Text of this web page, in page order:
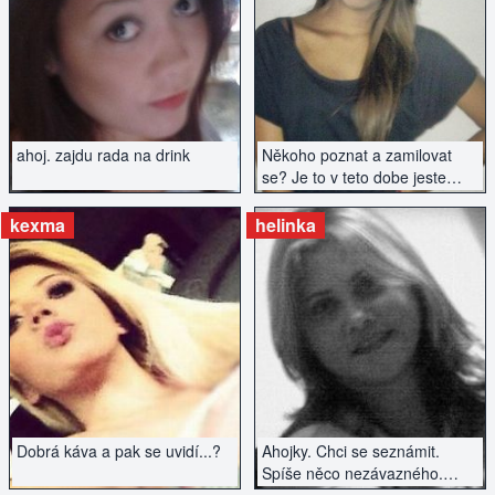
ahoj. zajdu rada na drink
ZOBRAZIT INZERÁT
Někoho poznat a zamilovat
se? Je to v teto dobe jeste
mozné? Romantika, láska..
vášeň?
ZOBRAZIT INZERÁT
Dobrá káva a pak se uvidí...?
kexma
ZOBRAZIT INZERÁT
Ahojky. Chci se seznámit.
Spíše něco nezávazného.
helinka
ZOBRAZIT INZERÁT